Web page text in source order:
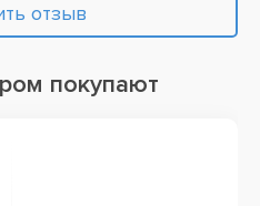
отзыв
покупают